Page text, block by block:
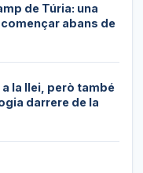
de Túria: una
abans de
la llei, però també
darrere de la